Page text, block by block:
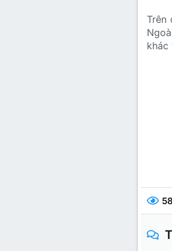
Trên
khác
58